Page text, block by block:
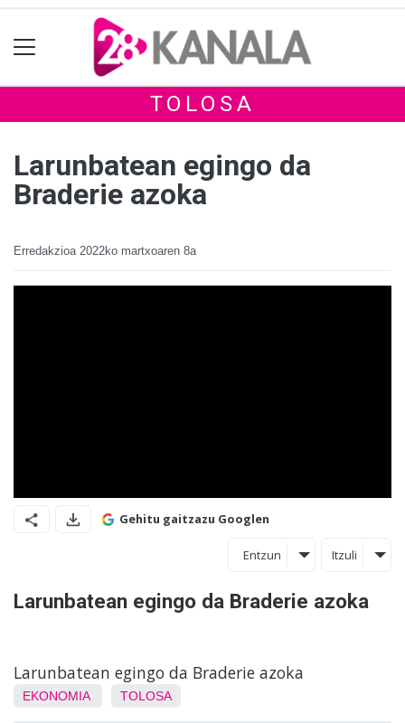
TOLOSA
Larunbatean egingo da
Braderie azoka
Erredakzioa 2022ko martxoaren 8a
Gehitu gaitzazu Googlen
Entzun Itzuli
Larunbatean egingo da Braderie azoka
Larunbatean egingo da Braderie azoka
EKONOMIA TOLOSA